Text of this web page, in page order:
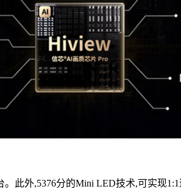
此外,5376分的Mini LED技术,可实现